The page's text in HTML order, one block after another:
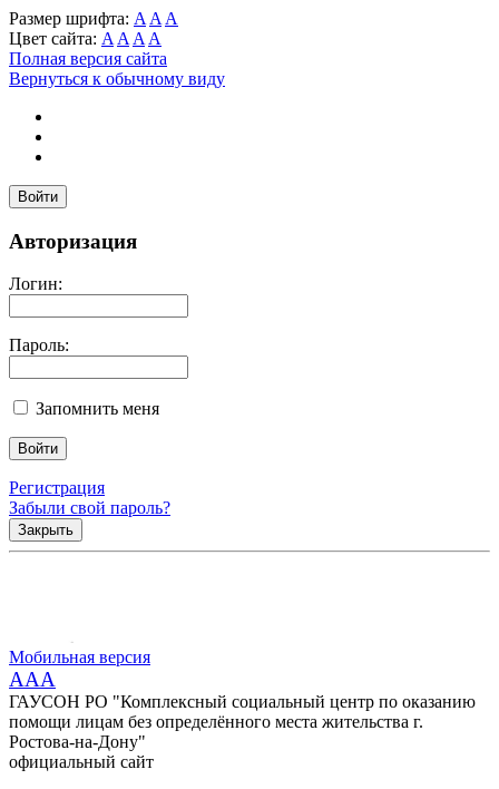
Размер шрифта: A A A
Цвет сайта: A A A A
Полная версия сайта
Вернуться к обычному виду
Войти
Авторизация
Логин:
Пароль:
Запомнить меня
Регистрация
Забыли свой пароль?
Закрыть
Мобильная версия
AAA
ГАУСОН РО "Комплексный социальный центр по оказанию
помощи лицам без определённого места жительства г.
Ростова-на-Дону"
официальный сайт